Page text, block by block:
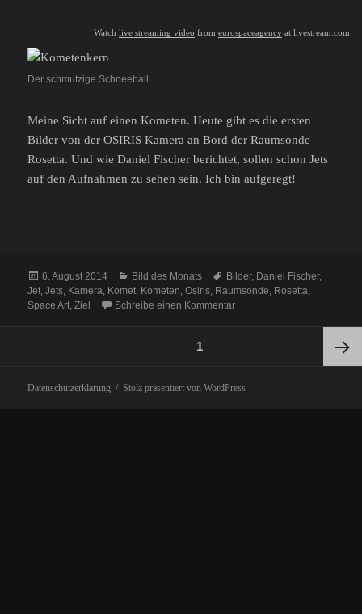
Watch live streaming video from eurospaceagencyat livestream.com
Der schmutzige Schneeball
Meine Sicht auf einen Kometen. Heute gibt es die ersten
Bilder von der OSIRIS Kamera an Bord der Raumsonde
Rosetta. Und wieDaniel Fischer berichtet, sollen schon Jets
auf den Aufnahmen zu sehen sein. Ich bin aufgeregt!
Veröffentlicht
am
6. August 2014 Kategorien
Bild des Monats Schlagwörter
Bilder, Daniel Fischer,
Jet ,Jets Kamera Komet Kometen ,Osiris Raumsonde Rosetta
Space Art Ziel Schreibe einen Kommentarzu Bild des Monats August
1
Datenschutzerklärung Stolz präsentiert von WordPress